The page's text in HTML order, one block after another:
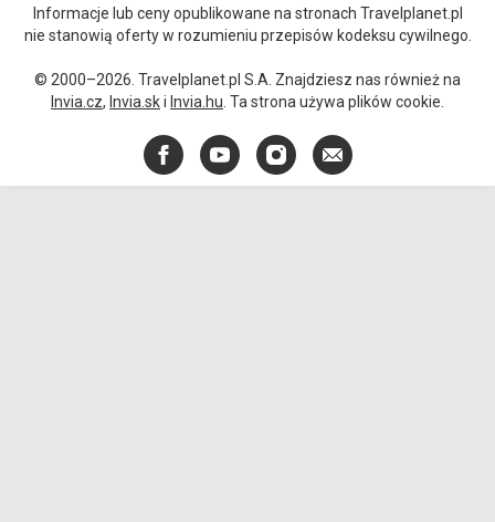
Informacje lub ceny opublikowane na stronach Travelplanet.pl
nie stanowią oferty w rozumieniu przepisów kodeksu cywilnego.
© 2000–2026. Travelplanet.pl S.A. Znajdziesz nas również na
Invia.cz, Invia.ski Invia.hu . Ta strona używa plików cookie.
FacebookYouTubeInstagram
E-
mail